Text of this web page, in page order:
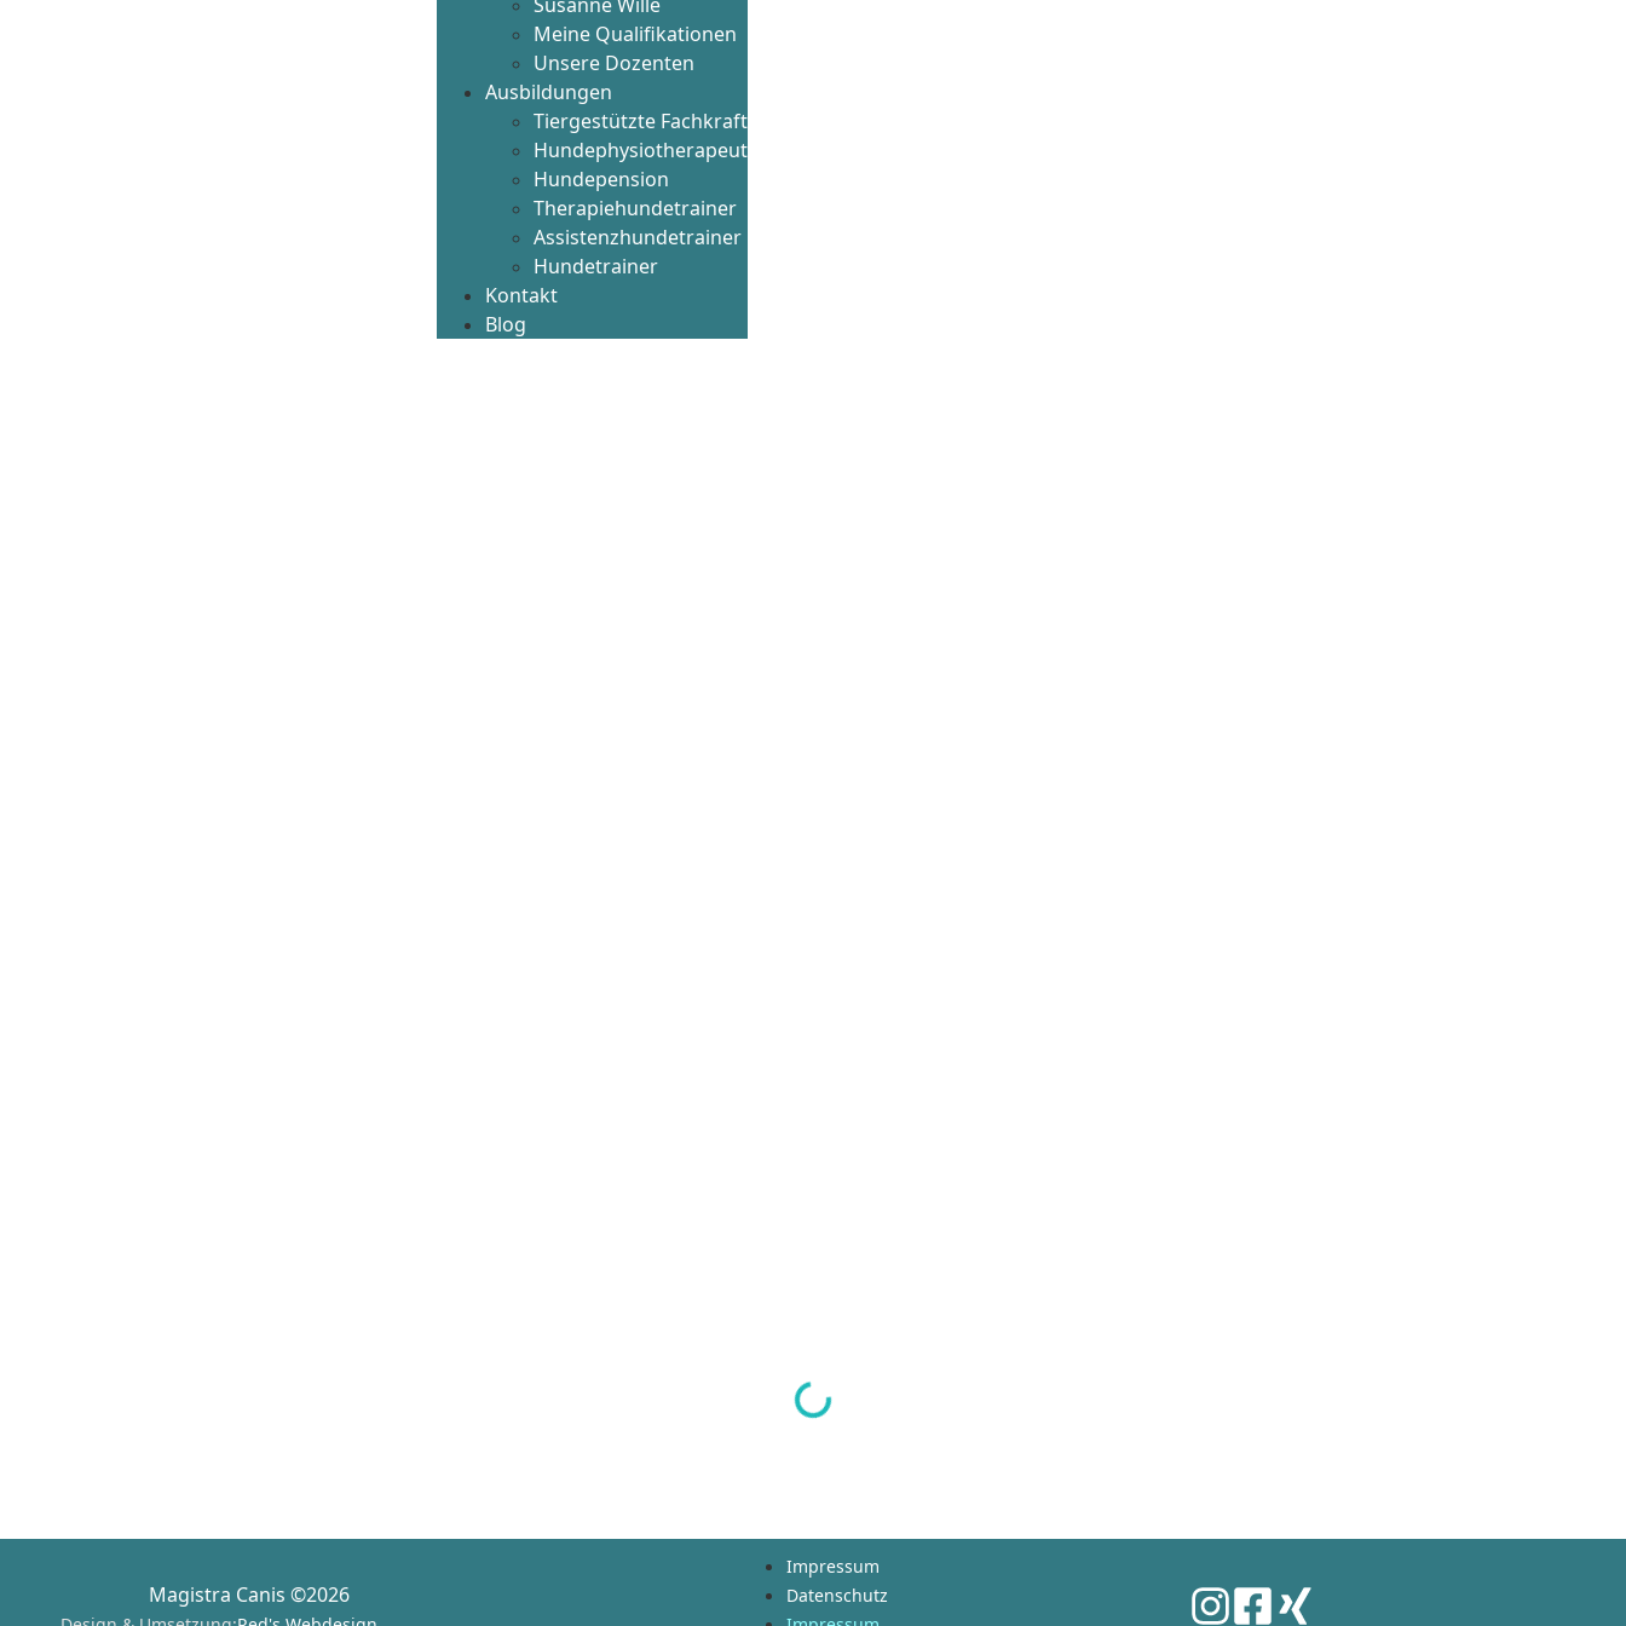
Meine Qualifikationen
Unsere Dozenten
Ausbildungen
Tiergestützte Fachkraft
Hundephysiotherapeut
Hundepension
Therapiehundetrainer
Assistenzhundetrainer
Hundetrainer
Kontakt
Blog
Magistra Canis ©2026
Impressum
Datenschutz